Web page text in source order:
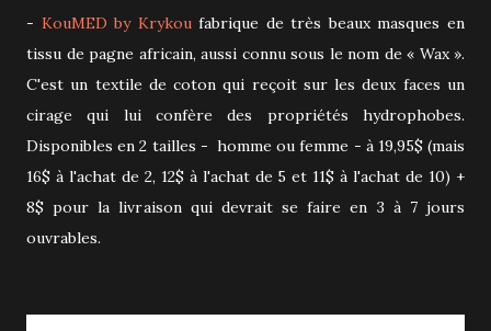
- KouMED by Krykoufabrique de très beaux masques en
tissu de pagne africain, aussi connu sous le nom de « Wax ».
C'est un textile de coton qui reçoit sur les deux faces un
cirage qui lui confère des propriétés hydrophobes.
Disponibles en 2 tailles - homme ou femme - à 19,95$ (mais
16$ à l'achat de 2, 12$ à l'achat de 5 et 11$ à l'achat de 10) +
8$ pour la livraison qui devrait se faire en 3 à 7 jours
ouvrables.